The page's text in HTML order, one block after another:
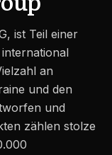
ist Teil einer
an
und den
und
zählen stolze